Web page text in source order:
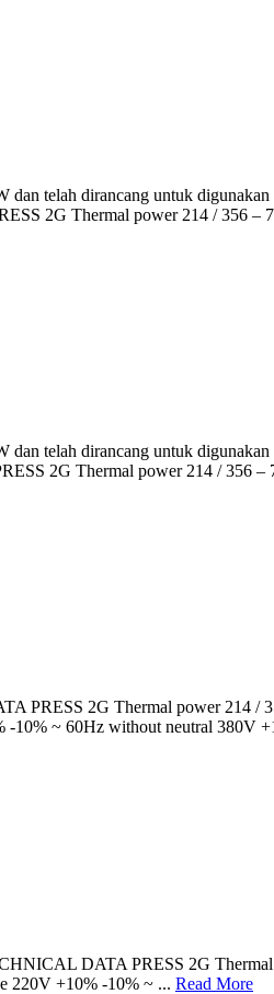
telah dirancang untuk
2G Thermal power 214 / 356 –
telah dirancang untuk
2G Thermal power 214 / 356 –
2G Thermal power 214 /
-10% ~ 60Hz without neutral 380V
DATA PRESS 2G Thermal
220V +10% -10% ~ ... Read More